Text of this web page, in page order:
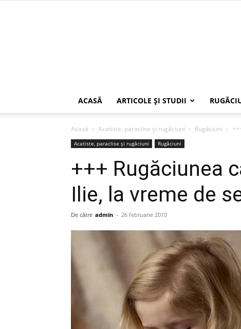
ACASĂ ARTICOLE ŞI STUDII
Acasă Acatiste, paraclise și rugăciuni Rugăciuni
Acatiste, paraclise și rugăciuni Rugăciuni
+++ Rugăciunea
Ilie, la vreme de
De către admin - 26 februarie 2010